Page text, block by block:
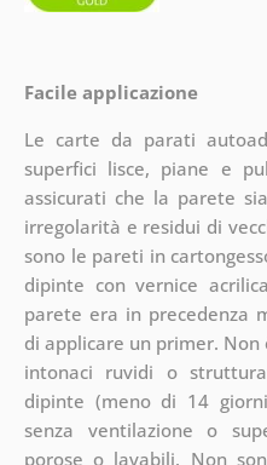
Facile applicazione
Le carte da parati
superfici lisce, piane e
assicurati che la parete
irregolarità e residui di
sono le pareti in
dipinte con vernice
parete era in precedenza
di applicare un primer. Non
intonaci ruvidi o
dipinte (meno di 14
senza ventilazione o
porose o lavabili. Non